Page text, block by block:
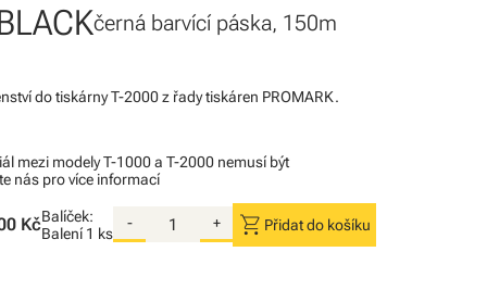
černá barvící páska, 150m
do tiskárny T-2000 z řady tiskáren PROMARK.
mezi modely T-1000 a T-2000 nemusí být
nás pro více informací
KčBalíček:
Balení 1 ks
- + shopping_cart Přidat do košíku